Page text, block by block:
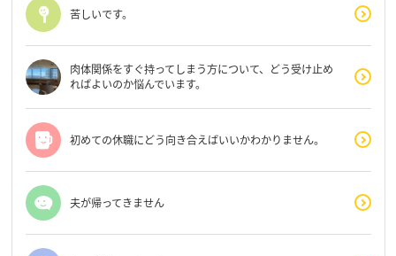
苦しいです。
肉体関係をすぐ持ってしまう方について、どう受け止め
ればよいのか悩んでいます。
初めての休職にどう向き合えばいいかわかりません。
夫が帰ってきません